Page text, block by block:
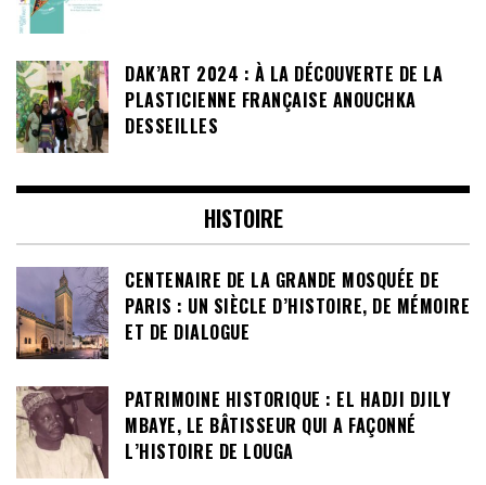
DAK’ART 2024 : À LA DÉCOUVERTE DE LA
PLASTICIENNE FRANÇAISE ANOUCHKA
DESSEILLES
HISTOIRE
CENTENAIRE DE LA GRANDE MOSQUÉE DE
PARIS : UN SIÈCLE D’HISTOIRE, DE MÉMOIRE
ET DE DIALOGUE
PATRIMOINE HISTORIQUE : EL HADJI DJILY
MBAYE, LE BÂTISSEUR QUI A FAÇONNÉ
L’HISTOIRE DE LOUGA